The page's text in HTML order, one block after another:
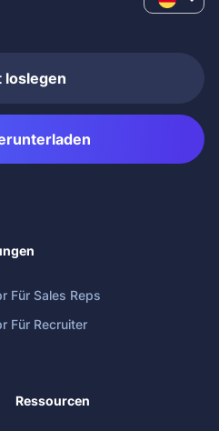
loslegen
Für Sales Reps
Für Recruiter
Ressourcen